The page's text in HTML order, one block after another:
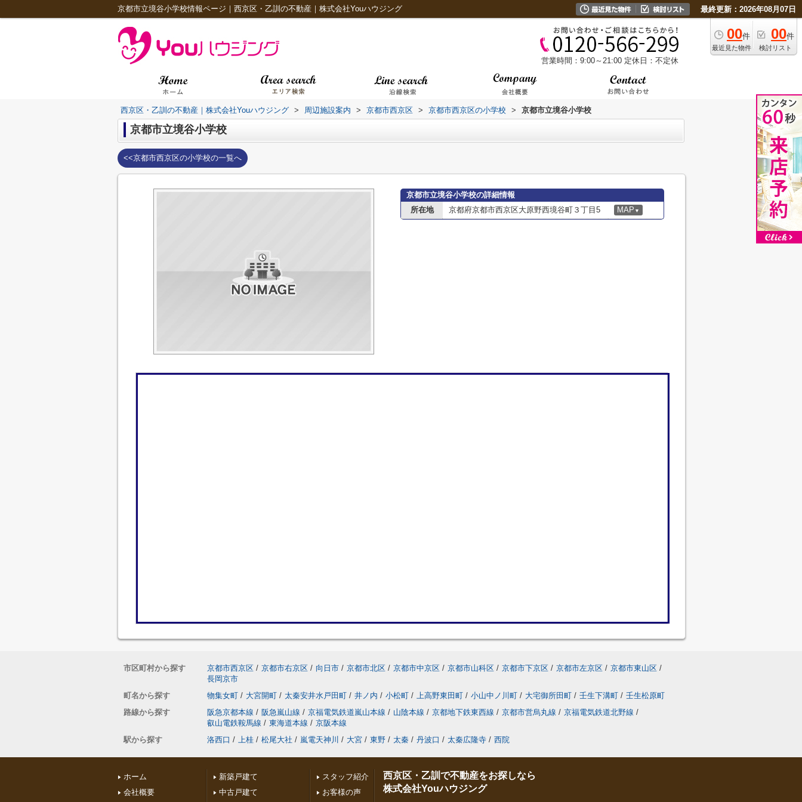
京都市立境谷小学校情報ページ｜西京区・乙訓の不動産｜株式会社Youハウジング 最終更新：2026年08月07日
00件
最近見た物件
00件
検討リスト
営業時間：9:00～21:00 定休日：不定休
西京区・乙訓の不動産｜株式会社Youハウジング > 周辺施設案内 > 京都市西京区 > 京都市西京区の小学校 > 京都市立境谷小学校
京都市立境谷小学校
<<京都市西京区の小学校の一覧へ
京都市立境谷小学校の詳細情報
所在地
京都府京都市西京区大原野西境谷町３丁目5 MAP ▼
市区町村から探す 京都市西京区 / 京都市右京区 / 向日市 / 京都市北区 / 京都市中京区 / 京都市山科区 / 京都市下京区 / 京都市左京区 / 京都市東山区 /
長岡京市
町名から探す
物集女町 / 大宮開町 / 太秦安井水戸田町 / 井ノ内 / 小松町 / 上高野東田町 / 小山中ノ川町 / 大宅御所田町 / 壬生下溝町 / 壬生松原町
路線から探す
阪急京都本線 / 阪急嵐山線 / 京福電気鉄道嵐山本線 / 山陰本線 / 京都地下鉄東西線 / 京都市営烏丸線 / 京福電気鉄道北野線 /
叡山電鉄鞍馬線 / 東海道本線 / 京阪本線
駅から探す
洛西口 / 上桂 / 松尾大社 / 嵐電天神川 / 大宮 / 東野 / 太秦 / 丹波口 / 太秦広隆寺 / 西院
ホーム
会社概要
新築戸建て
中古戸建て
スタッフ紹介
お客様の声
西京区・乙訓で不動産をお探しなら
株式会社Youハウジング